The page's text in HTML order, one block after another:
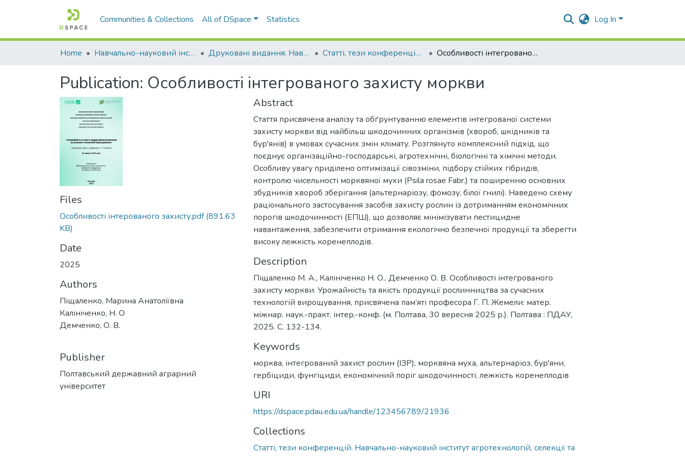
Communities & Collections All of DSpace Statistics Log In
Home Навчально-науковий інститут агротехнологій, селекції та екології Друковані видання. Навчально-науковий інститут агротехнологій, селекції та екології Статті, тези конференцій. Навчально-науковий інститут агротехнологій, селекції та екології Особливості інтегрованого захисту моркви
Publication: Особливості інтегрованого захисту моркви
Files
Особливості інтерованого захисту.pdf(891.63
KB)
Date
2025
Authors
Піщаленко, Марина Анатоліївна
Калініченко, Н. О
Демченко, О. В.
Publisher
Полтавський державний аграрний
університет
Abstract
Стаття присвячена аналізу та обґрунтуванню елементів інтегрованої системи
захисту моркви від найбільш шкодочинних організмів (хвороб, шкідників та
бур'янів) в умовах сучасних змін клімату. Розглянуто комплексний підхід, що
поєднує організаційно-господарські, агротехнічні, біологічні та хімічні методи.
Особливу увагу приділено оптимізації сівозміни, підбору стійких гібридів,
контролю чисельності морквяної мухи (Psila rosae Fabr.) та поширенню основних
збудників хвороб зберігання (альтернаріозу, фомозу, білої гнилі). Наведено схему
раціонального застосування засобів захисту рослин із дотриманням економічних
порогів шкодочинності (ЕПШ), що дозволяє мінімізувати пестицидне
навантаження, забезпечити отримання екологічно безпечної продукції та зберегти
високу лежкість коренеплодів.
Description
Піщаленко М. А., Калініченко Н. О., Демченко О. В. Особливості інтегрованого
захисту моркви. Урожайність та якість продукції рослинництва за сучасних
технологій вирощування, присвячена пам’яті професора Г. П. Жемели: матер.
міжнар. наук.-практ. інтер.-конф. (м. Полтава, 30 вересня 2025 р.). Полтава : ПДАУ,
2025. С. 132-134.
Keywords
морква, інтегрований захист рослин (ІЗР), морквяна муха, альтернаріоз, бур'яни,
гербіциди, фунгіциди, економічний поріг шкодочинності, лежкість коренеплодів
URI
https://dspace.pdau.edu.ua/handle/123456789/21936
Collections
Статті, тези конференцій. Навчально-науковий інститут агротехнологій, селекції та